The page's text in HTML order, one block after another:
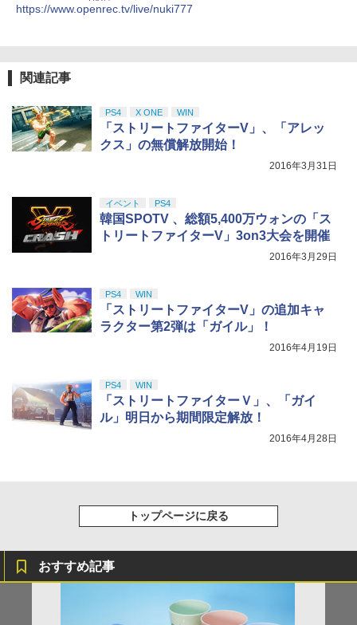
5
￥3,800
+イベント抽選権+描き下ろし色紙) [ 吾峠
呼世晴 ]
￥11,000
5
￥5,000
ZCT2J01)
￥10,737
￥18,718
ルアイドルクラブ Bloom Garden Part
￥8,589
https://www.openrec.tv/live/nuki777
関連記事
PS4 X ONE WIN
「ストリートファイターV」、「アレッ
クス」の無償解放開始！
2016年3月31日
イベント PS4
韓国SPOTV 、総額5,400万ウォンの「ス
トリートファイターV」3on3大会を開催
2016年3月29日
PS4 WIN
「ストリートファイターV」の追加キャ
ラクター第2弾は「ガイル」！
2016年4月19日
PS4 WIN
「ストリートファイターＶ」、「ガイ
ル」明日から期間限定解放！
2016年4月28日
トップページに戻る
おすすめ記事